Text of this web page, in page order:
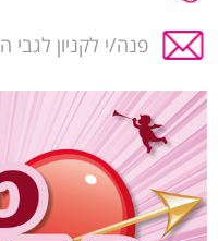
פנה/י לקניון לגבי